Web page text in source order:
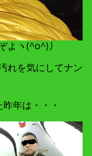
よヽ(^o^)丿
れを気にしてナン
年は・・・